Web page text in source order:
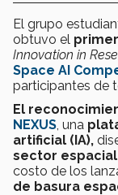
El grupo
obtuvo el
Innovation in
Space AI
participantes de
El
NEXUS , una
artificial (IA),
sector espacial
costo de los
de basura